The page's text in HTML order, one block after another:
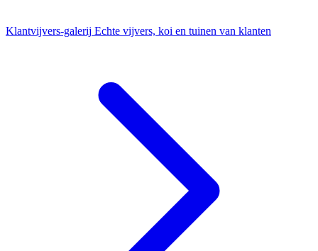
Klantvijvers-galerij Echte vijvers, koi en tuinen van klanten